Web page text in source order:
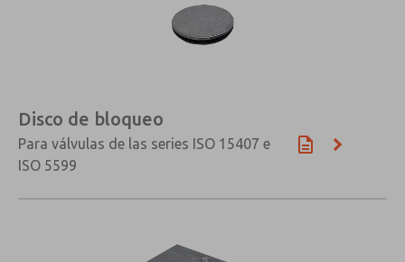
Disco de bloqueo
Para válvulas de las series ISO 15407 e
ISO 5599